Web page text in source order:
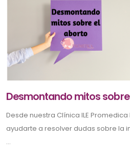
Desmontando mitos
Desde nuestra Clínica ILE
ayudarte a resolver dudas sobre la
...